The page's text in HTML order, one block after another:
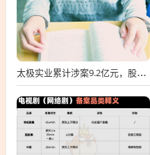
太极实业累计涉案9.2亿元，股价一周跌超30%，子公司起诉讨要6396万工程款